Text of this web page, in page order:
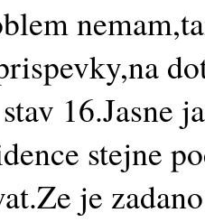
16.Jasne
stejne
je